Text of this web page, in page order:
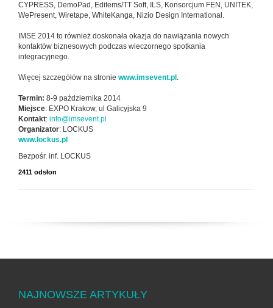
CYPRESS, DemoPad, Editems/TT Soft, ILS, Konsorcjum FEN, UNITEK,
WePresent, Wiretape, WhiteKanga, Nizio Design International.
IMSE 2014 to również doskonała okazja do nawiązania nowych
kontaktów biznesowych podczas wieczornego spotkania
integracyjnego.
Więcej szczegółów na stronie www.imsevent.pl .
Termin: 8-9 października 2014
Miejsce: EXPO Krakow, ul Galicyjska 9
Kontakt: info@imsevent.pl
Organizator: LOCKUS
www.lockus.pl
Bezpośr. inf. LOCKUS
2411 odsłon
NAJNOWSZE ARTYKUŁY